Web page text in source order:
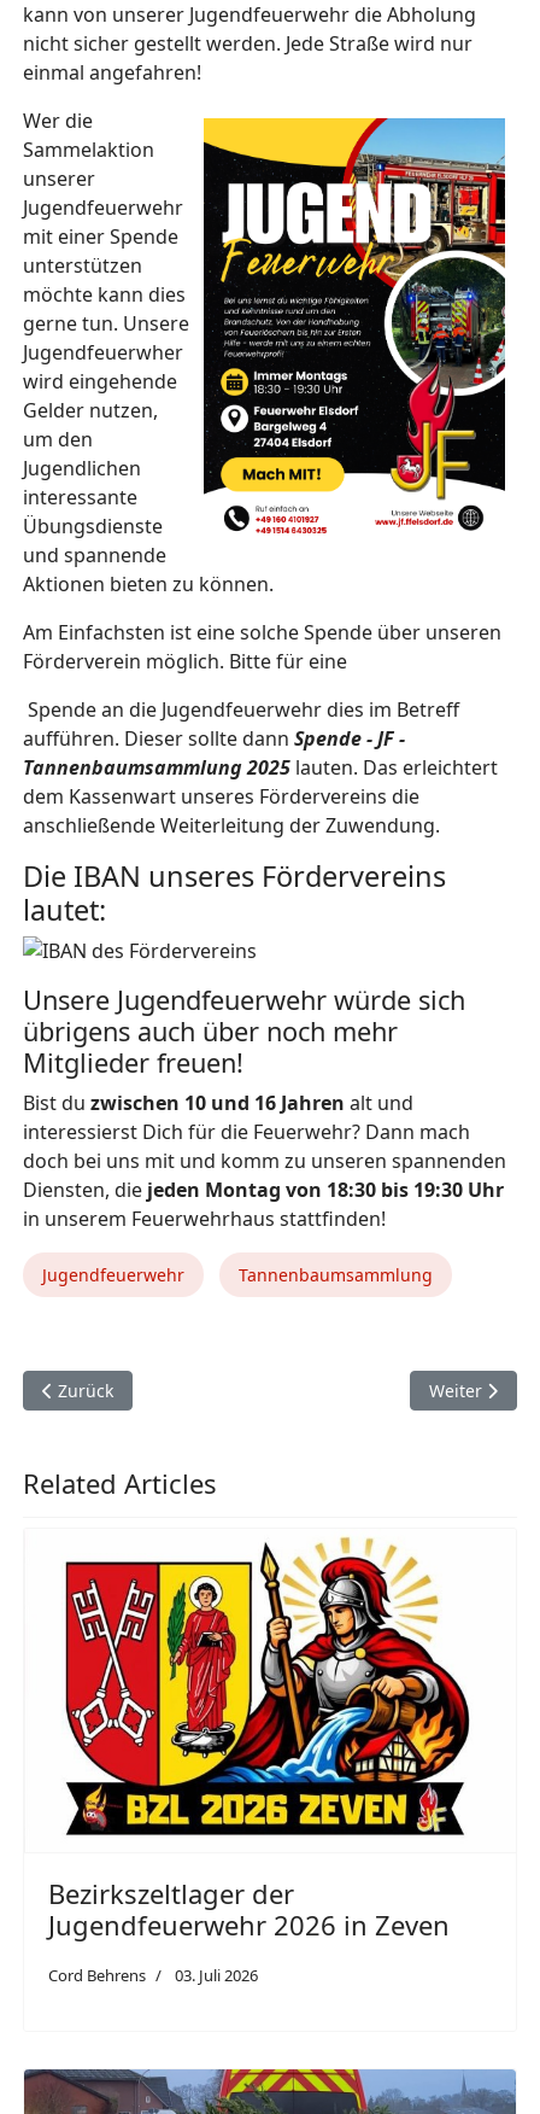
kann von unserer Jugendfeuerwehr die Abholung
nicht sicher gestellt werden. Jede Straße wird nur
einmal angefahren!
Wer die
Sammelaktion
unserer
Jugendfeuerwehr
mit einer Spende
unterstützen
möchte kann dies
gerne tun. Unsere
Jugendfeuerwher
wird eingehende
Gelder nutzen,
um den
Jugendlichen
interessante
Übungsdienste
und spannende
Aktionen bieten zu können.
Am Einfachsten ist eine solche Spende über unseren
Förderverein möglich. Bitte für eine
Spende an die Jugendfeuerwehr dies im Betreff
aufführen. Dieser sollte dann Spende - JF -
Tannenbaumsammlung 2025 lauten. Das erleichtert
dem Kassenwart unseres Fördervereins die
anschließende Weiterleitung der Zuwendung.
Die IBAN unseres Fördervereins
lautet:
Unsere Jugendfeuerwehr würde sich
übrigens auch über noch mehr
Mitglieder freuen!
Bist du zwischen 10 und 16 Jahren alt und
interessierst Dich für die Feuerwehr? Dann mach
doch bei uns mit und komm zu unseren spannenden
Diensten, die jeden Montag von 18:30 bis 19:30 Uhr
in unserem Feuerwehrhaus stattfinden!
Jugendfeuerwehr Tannenbaumsammlung
Vorheriger Beitrag: Back to school - Objektbegehung in der
Zurück Nächster
Weiter
Related Articles
Bezirkszeltlager der
Jugendfeuerwehr 2026 in Zeven
Cord Behrens 03. Juli 2026